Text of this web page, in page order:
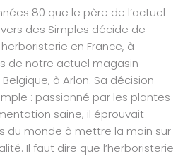
80 que le père de l’actuel
des Simples décide de
en France, à
de notre actuel magasin
à Arlon. Sa décision
: passionné par les plantes
saine, il éprouvait
du monde à mettre la main sur
Il faut dire que l’herboristerie